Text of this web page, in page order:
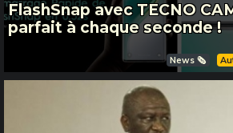
FlashSnap avec TECNO
parfait à chaque seconde !
News 🗞️